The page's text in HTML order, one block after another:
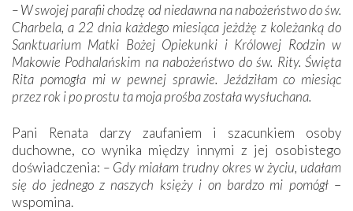
– W swojej parafii chodzę od niedawna na nabożeństwo do św.
Charbela, a 22 dnia każdego miesiąca jeżdżę z koleżanką do
Sanktuarium Matki Bożej Opiekunki i Królowej Rodzin w
Makowie Podhalańskim na nabożeństwo do św. Rity. Święta
Rita pomogła mi w pewnej sprawie. Jeździłam co miesiąc
przez rok i po prostu ta moja prośba została wysłuchana.
Pani Renata darzy zaufaniem i szacunkiem osoby
duchowne, co wynika między innymi z jej osobistego
doświadczenia: – Gdy miałam trudny okres w życiu, udałam
się do jednego z naszych księży i on bardzo mi pomógł–
wspomina.